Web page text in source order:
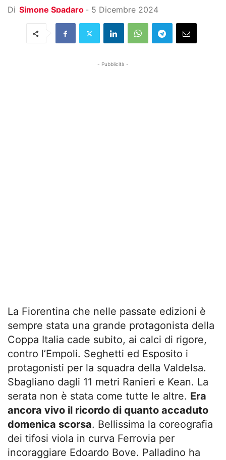
Di Simone Spadaro - 5 Dicembre 2024
- Pubblicità -
La Fiorentina che nelle passate edizioni è
sempre stata una grande protagonista della
Coppa Italia cade subito, ai calci di rigore,
contro l’Empoli. Seghetti ed Esposito i
protagonisti per la squadra della Valdelsa.
Sbagliano dagli 11 metri Ranieri e Kean. La
serata non è stata come tutte le altre. Era
ancora vivo il ricordo di quanto accaduto
domenica scorsa. Bellissima la coreografia
dei tifosi viola in curva Ferrovia per
incoraggiare Edoardo Bove. Palladino ha